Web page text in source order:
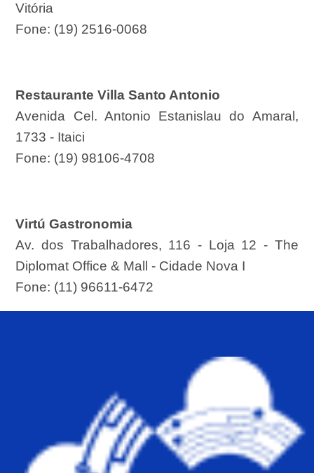
Vitória
Fone: (19) 2516-0068
Restaurante Villa Santo Antonio
Avenida Cel. Antonio Estanislau do Amaral,
1733 - Itaici
Fone: (19) 98106-4708
Virtú Gastronomia
Av. dos Trabalhadores, 116 - Loja 12 - The
Diplomat Office & Mall - Cidade Nova I
Fone: (11) 96611-6472